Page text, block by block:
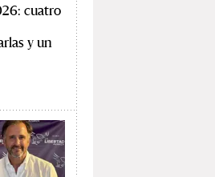
cuatro
y un